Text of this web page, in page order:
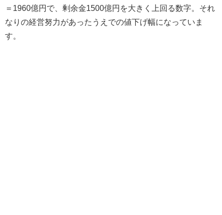
＝1960億円で、剰余金1500億円を大きく上回る数字。それ
なりの経営努力があったうえでの値下げ幅になっていま
す。